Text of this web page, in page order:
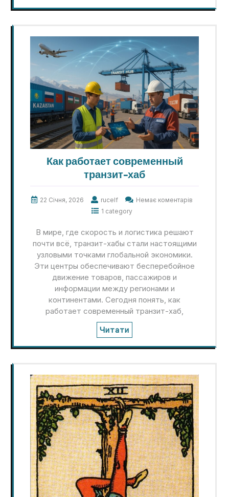
Как работает современный
транзит-хаб
22 Січня, 2026 rucelf
Немає коментарів
1 category
В мире, где скорость и логистика решают
почти всё, транзит-хабы стали настоящими
узловыми точками глобальной экономики.
Эти центры обеспечивают бесперебойное
движение товаров, пассажиров и
информации между регионами и
континентами. Сегодня понять, как
работает современный транзит-хаб,
Читати